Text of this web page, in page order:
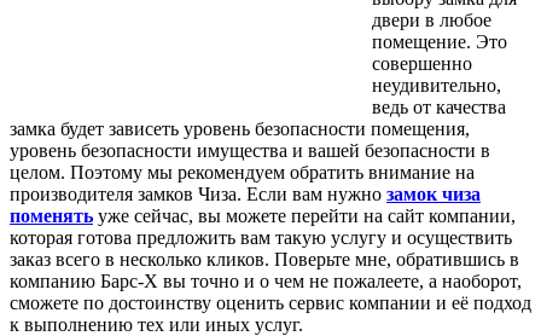
двери в любое
помещение. Это
совершенно
неудивительно,
ведь от качества
замка будет зависеть уровень безопасности помещения,
уровень безопасности имущества и вашей безопасности в
целом. Поэтому мы рекомендуем обратить внимание на
производителя замков Чиза. Если вам нужно замок чиза
поменять уже сейчас, вы можете перейти на сайт компании,
которая готова предложить вам такую услугу и осуществить
заказ всего в несколько кликов. Поверьте мне, обратившись в
компанию Барс-X вы точно и о чем не пожалеете, а наоборот,
сможете по достоинству оценить сервис компании и её подход
к выполнению тех или иных услуг.